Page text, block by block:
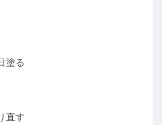
塗る
直す